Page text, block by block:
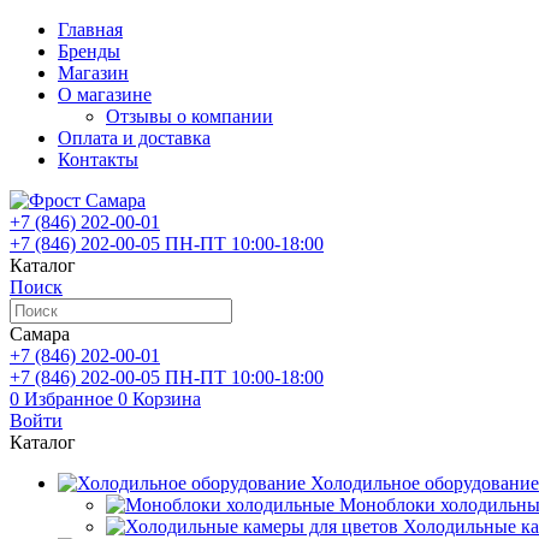
Главная
Бренды
Магазин
О магазине
Отзывы о компании
Оплата и доставка
Контакты
+7 (846) 202-00-01
+7 (846) 202-00-05 ПН-ПТ 10:00-18:00
Каталог
Поиск
Самара
+7 (846) 202-00-01
+7 (846) 202-00-05 ПН-ПТ 10:00-18:00
0 Избранное 0 Корзина
Войти
Каталог
Холодильное оборудование
Моноблоки
Холодильные